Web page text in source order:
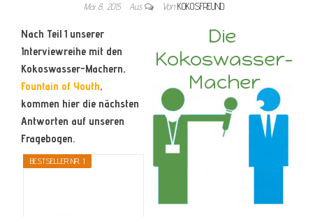
Mai 8, 2015 Aus Von KOKOSFREUND
Nach Teil 1 unserer
Interviewreihe mit den
Kokoswasser-Machern,
Fountain of Youth,
kommen hier die nächsten
Antworten auf unseren
Fragebogen.
BESTSELLER NR. 1